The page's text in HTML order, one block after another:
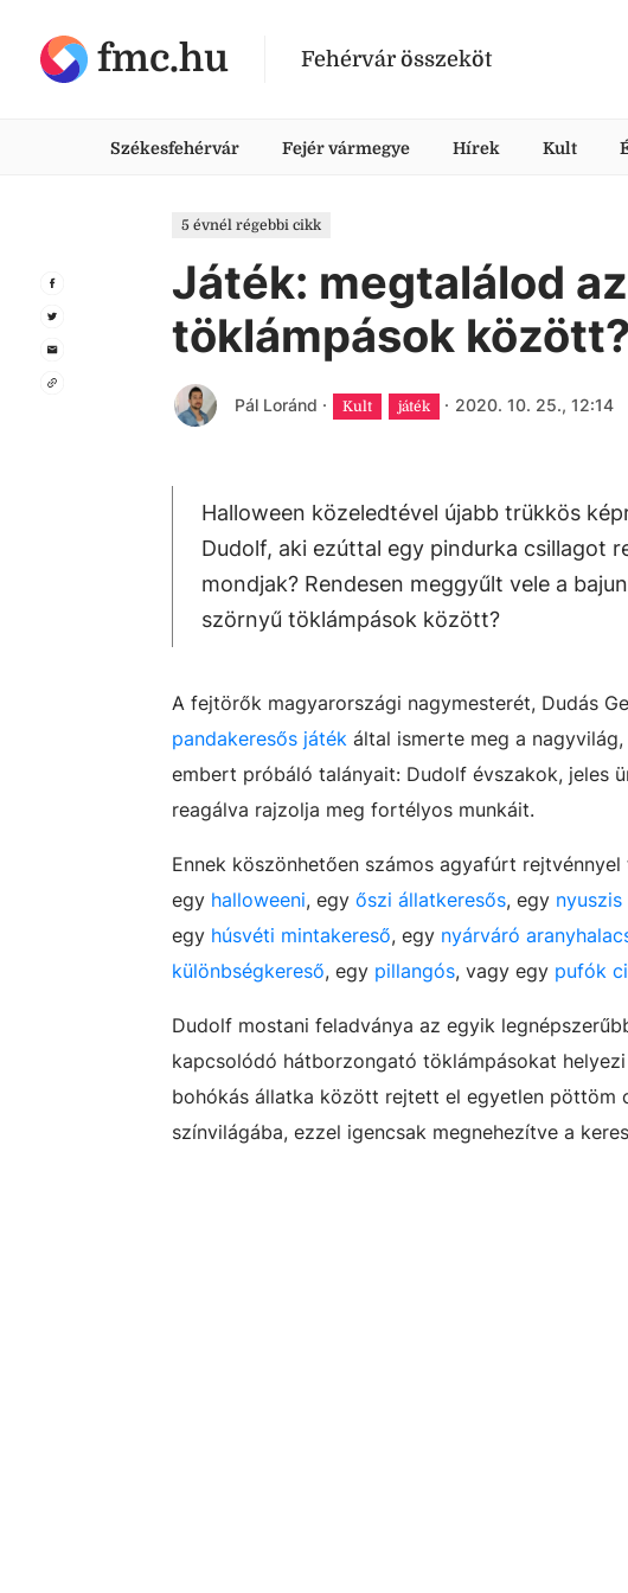
fmc.hu Fehérvár összeköt
Székesfehérvár Fejér vármegye Hírek Kult
5 évnél régebbi cikk
Játék: megtalálod
töklámpások között?
Pál Loránd · Kult játék · 2020. 10. 25., 12:14
Halloween közeledtével újabb trükkös
Dudolf, aki ezúttal egy pindurka csillagot
mondjak? Rendesen meggyűlt vele a
szörnyű töklámpások között?
A fejtörők magyarországi nagymesterét, Dudás
pandakeresős játék által ismerte meg a
embert próbáló talányait: Dudolf évszakok, jeles
reagálva rajzolja meg fortélyos munkáit.
Ennek köszönhetően számos agyafúrt
egy halloweeni, egy őszi állatkeresős, egy
egy húsvéti mintakereső, egy nyárváró
különbségkereső, egy pillangós, vagy egy pufók
Dudolf mostani feladványa az egyik
kapcsolódó hátborzongató töklámpásokat
bohókás állatka között rejtett el egyetlen pöttöm
színvilágába, ezzel igencsak megnehezítve a